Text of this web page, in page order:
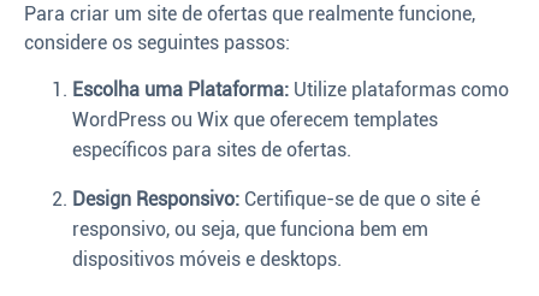
Para criar um site de ofertas que realmente funcione,
considere os seguintes passos:
Escolha uma Plataforma: Utilize plataformas como
WordPress ou Wix que oferecem templates
específicos para sites de ofertas.
Design Responsivo: Certifique-se de que o site é
responsivo, ou seja, que funciona bem em
dispositivos móveis e desktops.